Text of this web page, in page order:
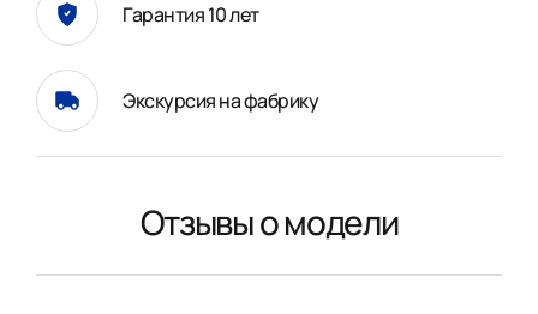
Гарантия 10 лет
Экскурсия на фабрику
Отзывы о модели